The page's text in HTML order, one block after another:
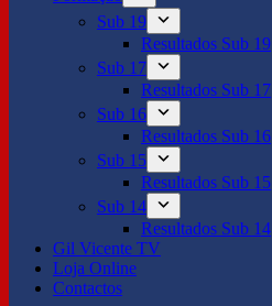
Sub 19
Resultados Sub 19
Sub 17
Resultados Sub 17
Sub 16
Resultados Sub 16
Sub 15
Resultados Sub 15
Sub 14
Resultados Sub 14
Gil Vicente TV
Loja Online
Contactos